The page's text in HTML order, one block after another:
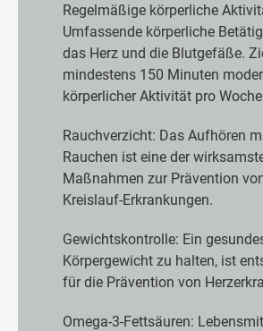
Regelmäßige körperliche
Umfassende körperliche
das Herz und die Blutgefäße.
mindestens 150 Minuten
körperlicher Aktivität pro
Rauchverzicht: Das Aufhören
Rauchen ist eine der
Maßnahmen zur Prävention
Kreislauf-Erkrankungen.
Gewichtskontrolle: Ein
Körpergewicht zu halten, ist
für die Prävention von
Omega-3-Fettsäuren: